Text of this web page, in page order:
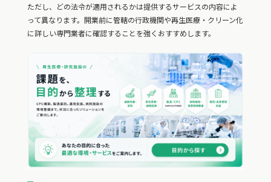
ただし、どの法令が適用されるかは提供するサービスの内容によ
って異なります。開業前に管轄の行政機関や再生医療・クリーン化
に詳しい専門業者に確認することを強くおすすめします。